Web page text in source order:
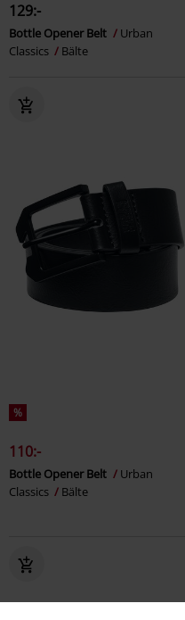
129:-
Bottle Opener Belt
Urban
Classics
Bälte
%
110:-
Bottle Opener Belt
Urban
Classics
Bälte